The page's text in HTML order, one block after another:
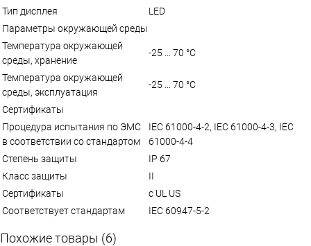
Тип дисплея
LED
Параметры окружающей среды
Температура окружающей
среды, хранение
-25 ... 70 °C
Температура окружающей
среды, эксплуатация
-25 ... 70 °C
Сертификаты
Процедура испытания по ЭМС
в соответствии со стандартом
IEC 61000-4-2, IEC 61000-4-3, IEC
61000-4-4
Степень защиты
IP 67
Класс защиты
II
Сертификаты
c UL US
Соответствует стандартам
IEC 60947-5-2
Похожие товары (6)